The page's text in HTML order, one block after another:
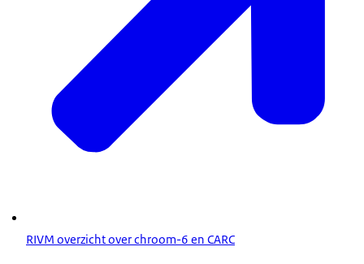
RIVM overzicht over chroom-6 en CARC